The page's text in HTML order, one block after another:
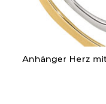
Anhänger Herz